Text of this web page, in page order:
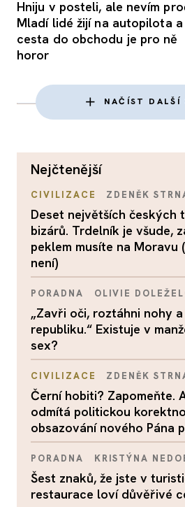
Hniju v posteli, ale nevím
Mladí lidé žijí na autopilota a
cesta do obchodu je pro ně
horor
NAČÍST DALŠÍ
nejčtenější
CIVILIZACE ZDENĚK
Deset největších českých
bizárů. Trdelník je všude,
peklem musíte na Moravu
není)
PORADNA OLIVIE
„Zavři oči, roztáhni nohy
republiku.“ Existuje v
sex?
CIVILIZACE ZDENĚK
Černí hobiti? Zapomeňte.
odmítá politickou
obsazování nového Pána
PORADNA KRISTÝNA
Šest znaků, že jste v
restaurace loví důvěřivé